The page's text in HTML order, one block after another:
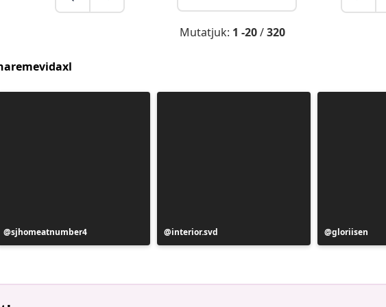
Mutatjuk: 1 -20/320
Bejegyzés
közzétevője
sjhomeatnumber4
Bejegyzés
közzétevője
interior.svd
Bejegyzés
közzétevője
gloriisen